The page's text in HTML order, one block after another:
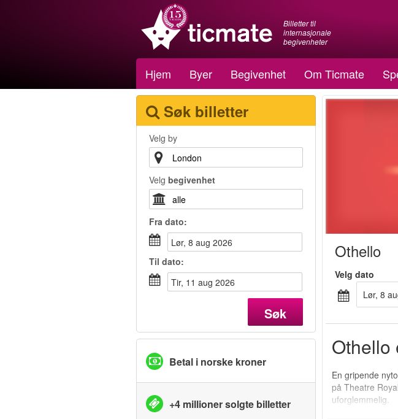
Billetter til
internasjonale
begivenheter
Hjem Byer Begivenhet Om Ticmate
Søk billetter
Velg by
Velg begivenhet
Fra dato:
lør, 8 aug 2026
Til dato:
tir, 11 aug 2026
Søk
Betal i norske kroner
+4 millioner solgte billetter
Othello
Velg dato
lør, 8
Othello
En gripende
på Theatre
uforglemmelig.